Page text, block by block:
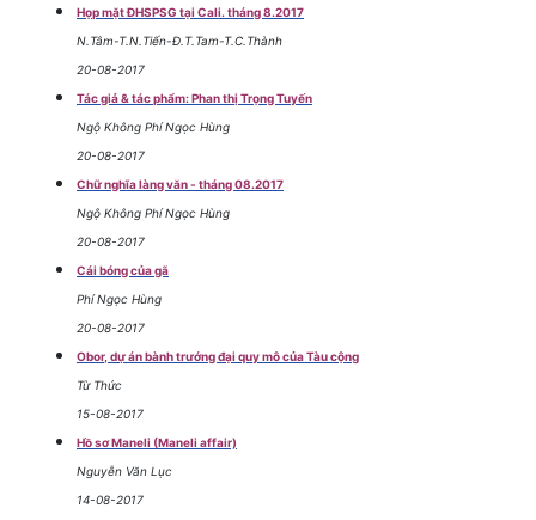
Họp mặt ĐHSPSG tại Cali. tháng 8.2017
N.Tâm-T.N.Tiến-Đ.T.Tam-T.C.Thành
20-08-2017
Tác giả & tác phẩm: Phan thị Trọng Tuyến
Ngộ Không Phí Ngọc Hùng
20-08-2017
Chữ nghĩa làng văn - tháng 08.2017
Ngộ Không Phí Ngọc Hùng
20-08-2017
Cái bóng của gã
Phí Ngọc Hùng
20-08-2017
Obor, dự án bành trướng đại quy mô của Tàu cộng
Từ Thức
15-08-2017
Hồ sơ Maneli (Maneli affair)
Nguyễn Văn Lục
14-08-2017